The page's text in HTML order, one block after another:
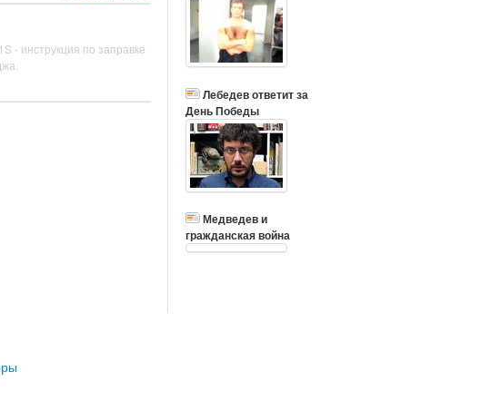
- инструкция по заправке
Лебедев ответит за
День Победы
Медведев и
гражданская война